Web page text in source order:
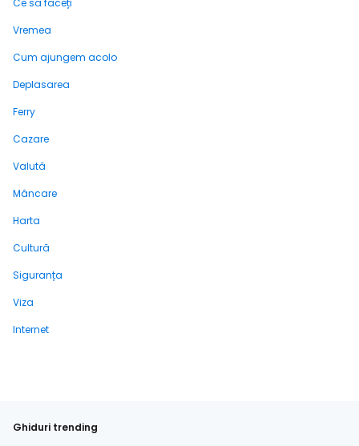
Ce să faceți
Vremea
Cum ajungem acolo
Deplasarea
Ferry
Cazare
Valută
Mâncare
Harta
Cultură
Siguranța
Viza
Internet
Ghiduri trending